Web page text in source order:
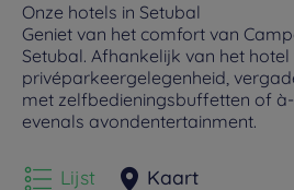
Onze hotels in Setubal
Geniet van het comfort van
Setubal. Afhankelijk van het hotel
privéparkeergelegenheid,
met zelfbedieningsbuffetten of
evenals avondentertainment.
Lijst Kaart